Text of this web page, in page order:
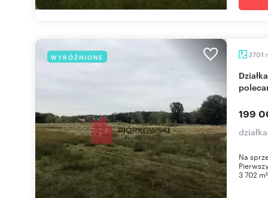
WYRÓŻNIONE 3701
Działka 3702 m² w spokojnej okolicy, las i zieleń -
199
Na
3 702